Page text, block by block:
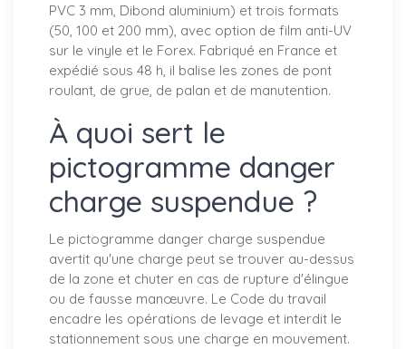
PVC 3 mm, Dibond aluminium) et trois formats
(50, 100 et 200 mm), avec option de film anti-UV
sur le vinyle et le Forex. Fabriqué en France et
expédié sous 48 h, il balise les zones de pont
roulant, de grue, de palan et de manutention.
À quoi sert le
pictogramme danger
charge suspendue ?
Le pictogramme danger charge suspendue
avertit qu'une charge peut se trouver au-dessus
de la zone et chuter en cas de rupture d'élingue
ou de fausse manœuvre. Le Code du travail
encadre les opérations de levage et interdit le
stationnement sous une charge en mouvement.